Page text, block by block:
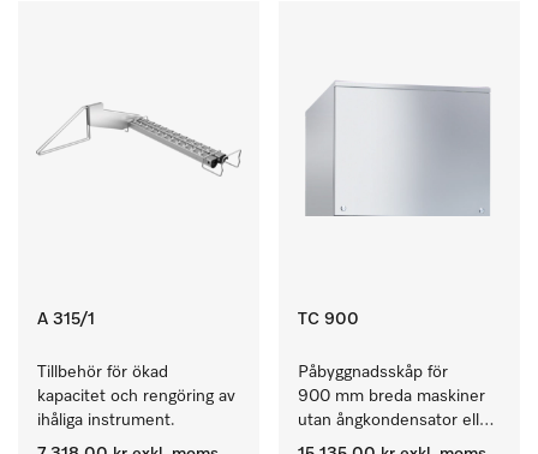
A 315/1
Tillbehör för ökad
kapacitet och rengöring av
ihåliga instrument.
TC 900
Påbyggnadsskåp för
900 mm breda maskiner
utan ångkondensator eller
torkaggregat.